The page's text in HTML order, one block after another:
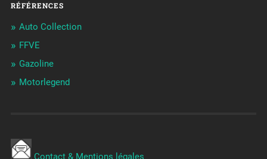
RÉFÉRENCES
Auto Collection
FFVE
Gazoline
Motorlegend
Contact & Mentions légales